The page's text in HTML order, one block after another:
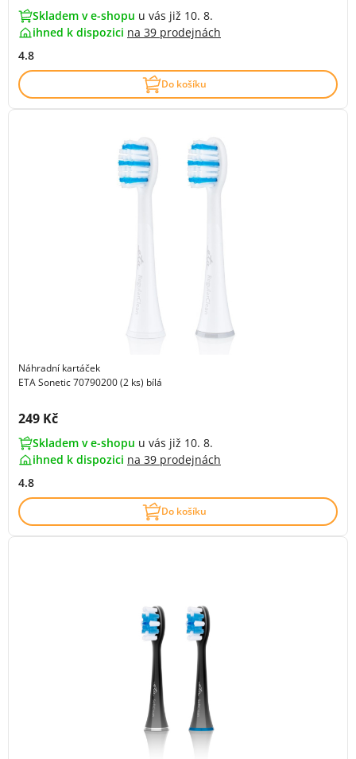
Skladem v e-shopu u vás již 10. 8.
ihned k dispozici na 39 prodejnách
4.8
Do košíku
Náhradní kartáček
ETA Sonetic 70790200 (2 ks) bílá
Cena s DPH:
249 Kč
Skladem v e-shopu u vás již 10. 8.
ihned k dispozici na 39 prodejnách
4.8
Do košíku